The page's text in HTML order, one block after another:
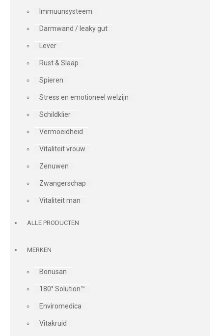
Immuunsysteem
Darmwand / leaky gut
Lever
Rust & Slaap
Spieren
Stress en emotioneel welzijn
Schildklier
Vermoeidheid
Vitaliteit vrouw
Zenuwen
Zwangerschap
Vitaliteit man
ALLE PRODUCTEN
MERKEN
Bonusan
180° Solution™
Enviromedica
Vitakruid